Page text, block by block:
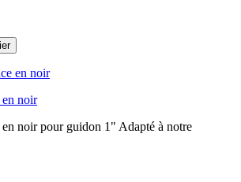
en noir
en noir pour guidon 1" Adapté à notre